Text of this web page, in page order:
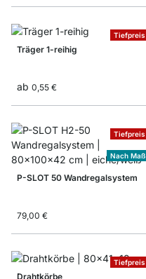
Tiefpreis
Träger 1-reihig
ab 0,55 €
Tiefpreis
Nach Maß
P-SLOT 50 Wandregalsystem
79,00 €
Tiefpreis
Drahtkörbe